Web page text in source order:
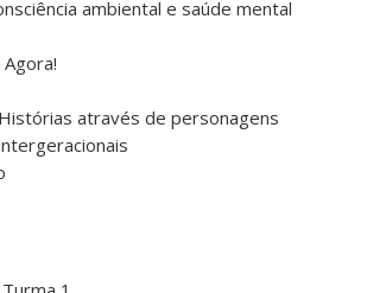
ambiental e saúde mental
através de personagens